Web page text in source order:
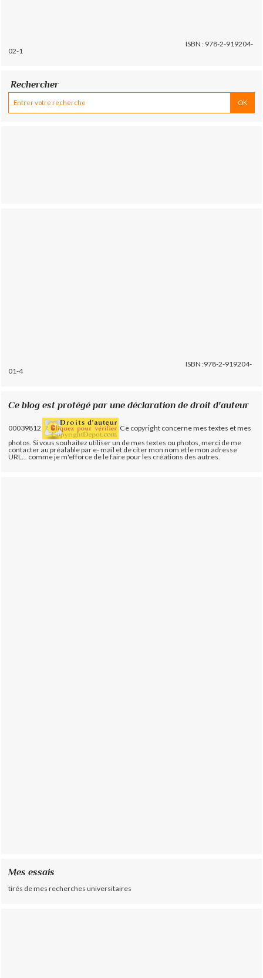
ISBN : 978-2-919204-
02-1
Rechercher
ISBN :978-2-919204-
01-4
Ce blog est protégé par une déclaration de droit d'auteur
00039812
Ce copyright concerne mes textes et mes
photos. Si vous souhaitez utiliser un de mes textes ou photos, merci de me
contacter au préalable par e- mail et de citer mon nom et le mon adresse
URL... comme je m'efforce de le faire pour les créations des autres.
Mes essais
tirés de mes recherches universitaires